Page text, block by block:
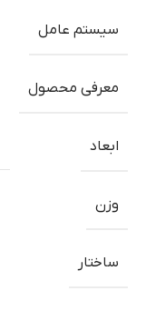
سیستم عامل
معرفی محصول
ابعاد
وزن
ساختار